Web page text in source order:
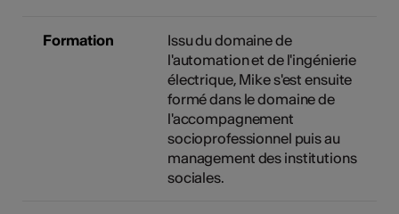
Formation
Issu du domaine de
l'automation et de l'ingénierie
électrique, Mike s'est ensuite
formé dans le domaine de
l'accompagnement
socioprofessionnel puis au
management des institutions
sociales.